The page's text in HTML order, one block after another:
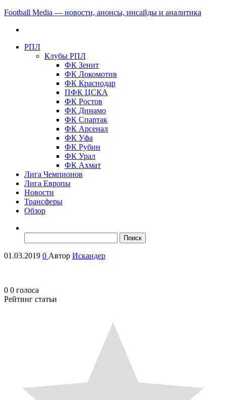
Football Media — новости, анонсы, инсайды и аналитика
РПЛ
Клубы РПЛ
ФК Зенит
ФК Локомотив
ФК Краснодар
ПФК ЦСКА
ФК Ростов
ФК Динамо
ФК Спартак
ФК Арсенал
ФК Уфа
ФК Рубин
ФК Урал
ФК Ахмат
Лига Чемпионов
Лига Европы
Новости
Трансферы
Обзор
01.03.2019 0 Автор Искандер
0 0 голоса
Рейтинг статьи